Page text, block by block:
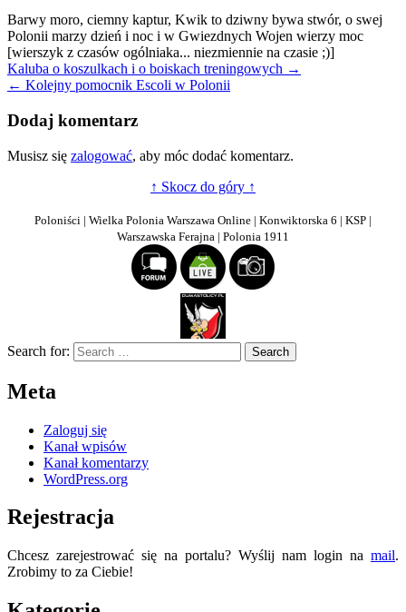
Barwy moro, ciemny kaptur, Kwik to dziwny bywa stwór, o swej
Polonii marzy dzień i noc i w Gwiezdnych Wojen wierzy moc
[wierszyk z czasów ogólniaka... niezmiennie na czasie ;)]
Nawigacja
wpisu
Kaluba o koszulkach i o boiskach treningowych →
← Kolejny pomocnik Escoli w Polonii
Dodaj komentarz
Musisz się zalogować, aby móc dodać komentarz.
↑ Skocz do góry ↑
Poloniści | Wielka Polonia Warszawa Online | Konwiktorska 6 | KSP |
Warszawska Ferajna | Polonia 1911
Search for:
Meta
Zaloguj się
Kanał wpisów
Kanał komentarzy
WordPress.org
Rejestracja
Chcesz zarejestrować się na portalu? Wyślij nam login na mail.
Zrobimy to za Ciebie!